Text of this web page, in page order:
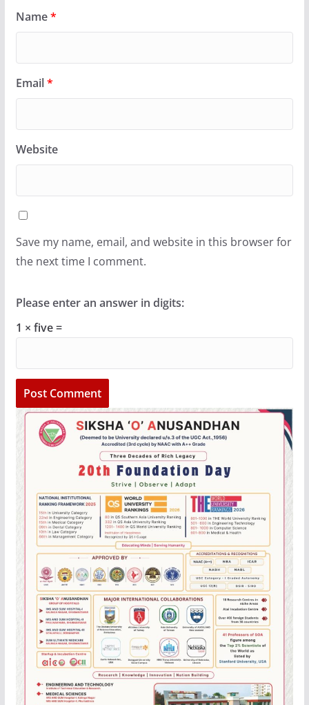
Name*
Email*
Website
Save my name, email, and website in this browser for
the next time I comment.
Please enter an answer in digits:
1 × five =